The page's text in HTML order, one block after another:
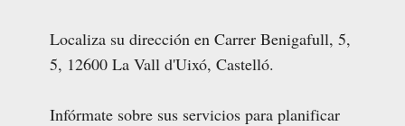
Localiza su dirección en Carrer Benigafull, 5,
5, 12600 La Vall d'Uixó, Castelló.
Infórmate sobre sus servicios para planificar